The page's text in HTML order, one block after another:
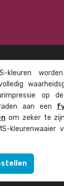
kleuren
op
aan een
om zeker te
kleuren­waaier